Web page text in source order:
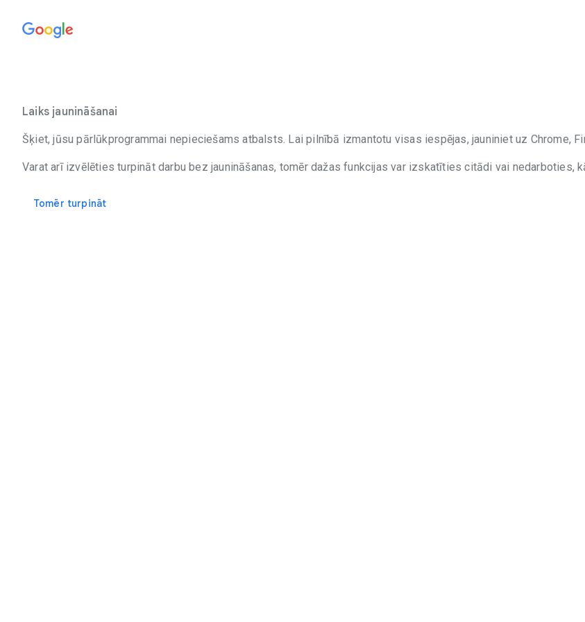
Laiks jaunināšanai
Šķiet, jūsu pārlūkprogrammai nepieciešams atbalsts. Lai pilnībā izmantotu visas iespējas, jauniniet uz Chrome,
Varat arī izvēlēties turpināt darbu bez jaunināšanas, tomēr dažas funkcijas var izskatīties citādi vai nedarboties,
Tomēr turpināt